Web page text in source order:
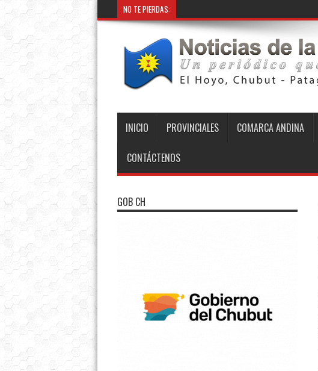
NO TE PIERDAS:
INICIO PROVINCIALES COMARCA ANDINA
CONTÁCTENOS
GOB CH